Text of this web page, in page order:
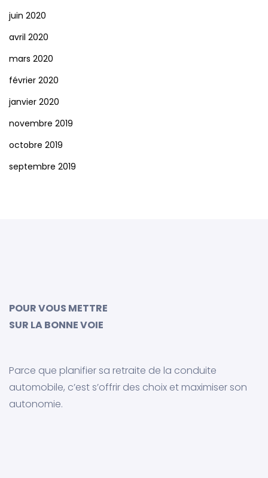
juin 2020
avril 2020
mars 2020
février 2020
janvier 2020
novembre 2019
octobre 2019
septembre 2019
POUR VOUS METTRE
SUR LA BONNE VOIE
Parce que planifier sa retraite de la conduite
automobile, c’est s’offrir des choix et maximiser son
autonomie.